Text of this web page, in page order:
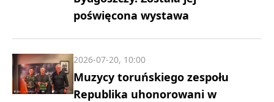
poświęcona wystawa
Muzycy toruńskiego zespołu
Republika uhonorowani w
2026-07-20, 10:00